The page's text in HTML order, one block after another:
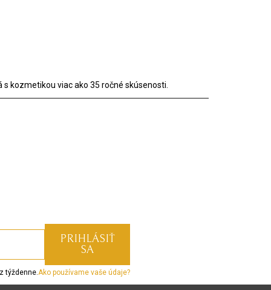
kozmetikou viac ako 35 ročné skúsenosti.
týždenne.Ako používame vaše údaje?